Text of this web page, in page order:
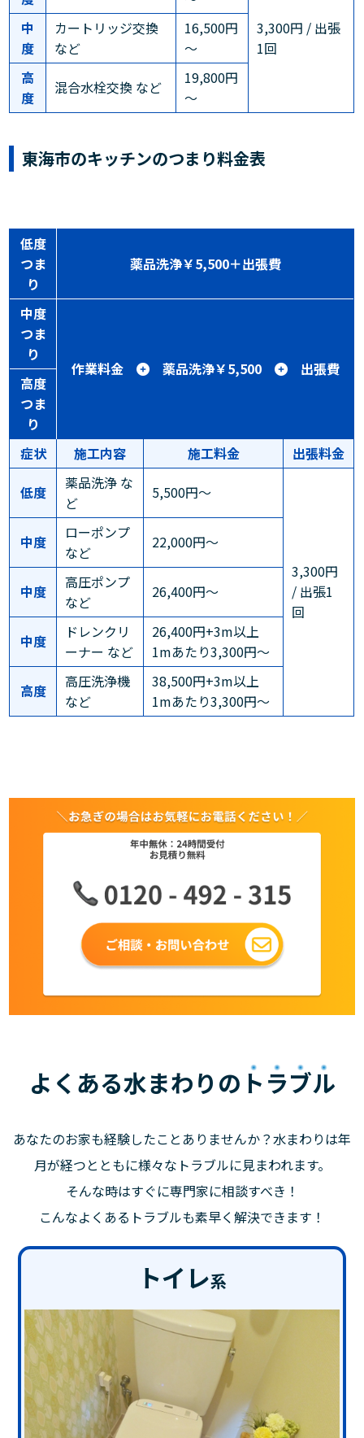
3,300円 / 出張
1回
中
度
カートリッジ交換
など
16,500円
～
高
度
混合水栓交換 など
19,800円
～
東海市のキッチンのつまり料金表
低度
つま
り
薬品洗浄￥5,500＋出張費
中度
つま
り
作業料金 薬品洗浄￥5,500 出張費
高度
つま
り
症状
施工内容 施工料金
出張料金
低度
薬品洗浄 な
ど
5,500円～
3,300円
/ 出張1
回
中度
ローポンプ
など
22,000円～
中度
高圧ポンプ
など
26,400円～
中度
ドレンクリ
ーナー など
26,400円+3m以上
1mあたり3,300円～
高度
高圧洗浄機
など
38,500円+3m以上
1mあたり3,300円～
よくある水まわりの トラブル
あなたのお家も経験したことありませんか？水まわりは年
月が経つとともに様々なトラブルに見まわれます。
そんな時はすぐに専門家に相談すべき！
こんなよくあるトラブルも素早く解決できます！
トイレ系